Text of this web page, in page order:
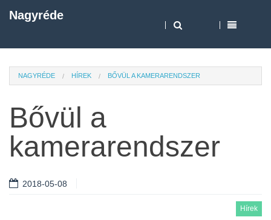
Nagyréde
NAGYRÉDE HÍREK BŐVÜL A KAMERARENDSZER
Bővül a
kamerarendszer
2018-05-08
Hírek